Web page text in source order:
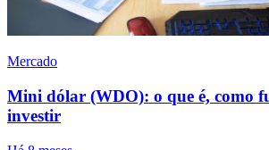
Mercado
Mini dólar (WDO): o que é, como
investir